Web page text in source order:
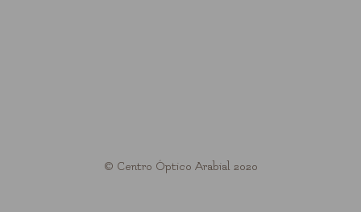
© Centro Óptico Arabial 2020